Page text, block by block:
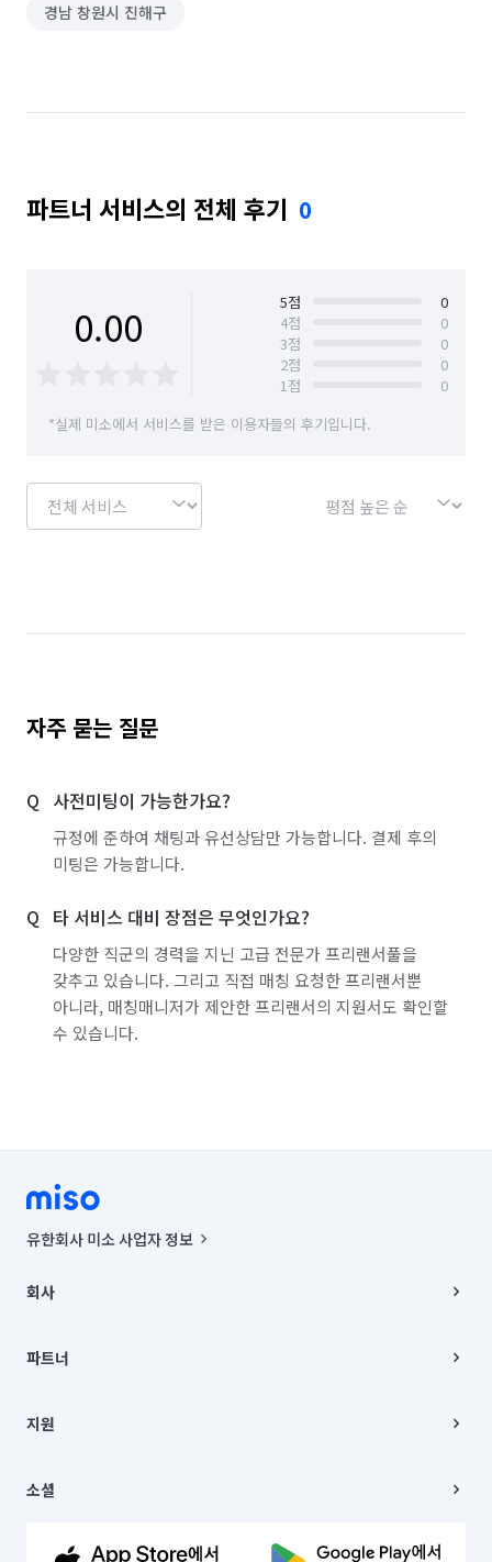
경남 창원시 진해구
파트너 서비스의 전체 후기 0
0.00 5점
0
4점
0
3점
0
2점
0
1점
0
*실제 미소에서 서비스를 받은 이용자들의 후기입니다.
자주 묻는 질문
사전미팅이 가능한가요?
규정에 준하여 채팅과 유선상담만 가능합니다. 결제 후의
미팅은 가능합니다.
타 서비스 대비 장점은 무엇인가요?
다양한 직군의 경력을 지닌 고급 전문가 프리랜서풀을
갖추고 있습니다. 그리고 직접 매칭 요청한 프리랜서뿐
아니라, 매칭매니저가 제안한 프리랜서의 지원서도 확인할
수 있습니다.
유한회사 미소 사업자 정보
00019 |
주소 | 본사: 서울특별시 종로구 율곡로 6(중학동, 트윈트리빌딩) B동 5층
컨택센터 : 서울특별시 종로구 수송동 율곡로 24, 7층, 8층 미소
상품, 상품정보, 거래에 관한 의무와 책임은 거래당사자에게 있습니다.
언론 보도 관련 문의:
© 유한회사 미소. Miso, Inc. All Rights Reserved.
회사
채용
파트너
이사
지원
이용약관
문의하기
소셜
유튜브